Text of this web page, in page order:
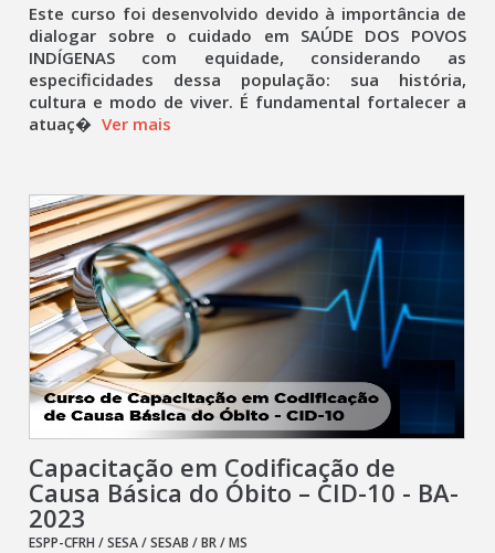
Este curso foi desenvolvido devido à importância de
dialogar sobre o cuidado em SAÚDE DOS POVOS
INDÍGENAS com equidade, considerando as
especificidades dessa população: sua história,
cultura e modo de viver. É fundamental fortalecer a
atuaç� Ver mais
Capacitação em Codificação de
Causa Básica do Óbito – CID-10 - BA-
2023
ESPP-CFRH / SESA / SESAB / BR / MS